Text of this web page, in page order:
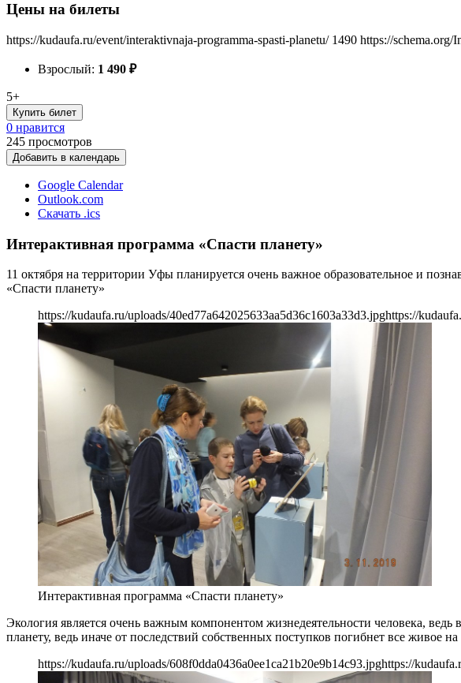
Цены на билеты
https://kudaufa.ru/event/interaktivnaja-programma-spasti-planetu/ 1490 https://schema.org/
Взрослый: 1 490 ₽
5+
Купить билет
0 нравится
245 просмотров
Добавить в календарь
Google Calendar
Outlook.com
Скачать .ics
Интерактивная программа «Спасти планету»
11 октября на территории Уфы планируется очень важное образовательное и
«Спасти планету»
https://kudaufa.ru/uploads/40ed77a642025633aa5d36c1603a33d3.jpghttps://
Интерактивная программа «Спасти планету»
Экология является очень важным компонентом жизнедеятельности человека,
планету, ведь иначе от последствий собственных поступков погибнет все живое
https://kudaufa.ru/uploads/608f0dda0436a0ee1ca21b20e9b14c93.jpghttps://